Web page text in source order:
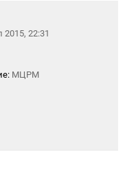
2015, 22:31
МЦРМ